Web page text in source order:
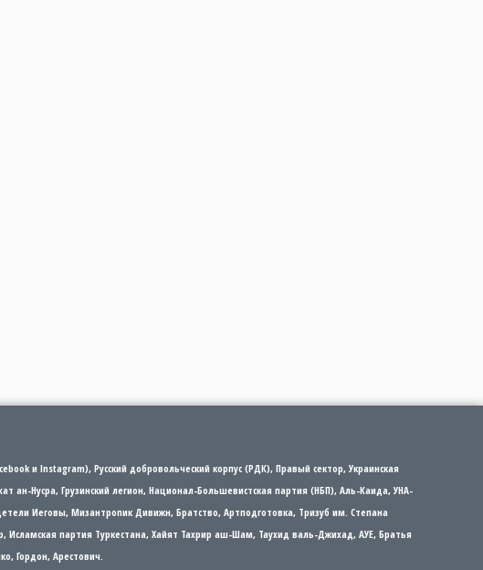
и Instagram), Русский добровольческий корпус (РДК), Правый сектор, Украинская
ан-Нусра, Грузинский легион, Национал-Большевистская партия (НБП), Аль-Каида, УНА-
Иеговы, Мизантропик Дивижн, Братство, Артподготовка, Тризуб им. Степана
Исламская партия Туркестана, Хайят Тахрир аш-Шам, Таухид валь-Джихад, АУЕ, Братья
Гордон, Арестович.